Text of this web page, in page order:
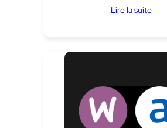
Lire la suite